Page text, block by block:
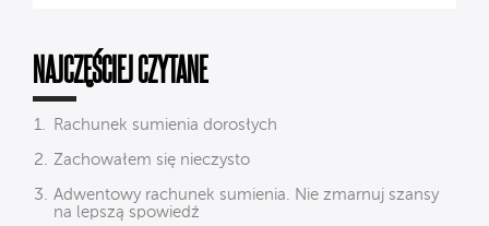
NAJCZĘŚCIEJ CZYTANE
Rachunek sumienia dorosłych
Zachowałem się nieczysto
Adwentowy rachunek sumienia. Nie zmarnuj szansy
na lepszą spowiedź